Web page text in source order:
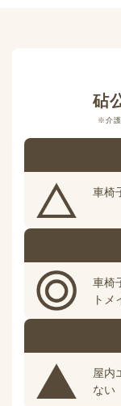
砧
※介
車椅
車椅
トメ
屋内
ない